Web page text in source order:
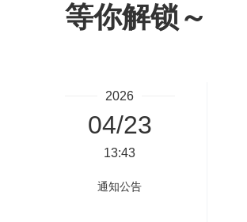
等你解锁～
2026
04/23
13:43
通知公告